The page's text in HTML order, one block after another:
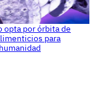
opta por órbita de
para